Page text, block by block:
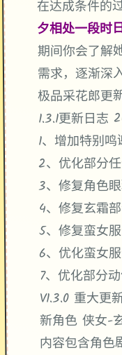
在达成条件的
夕相处一段时日
期间你会了解
需求，逐渐深
极品采花郎更
1.3.1更新日志
1、增加特别鸣
2、优化部分
3、修复角色
4、修复玄霜
5、修复蛮女
6、优化蛮女
7、优化部分
V1.3.0 重大更
新角色 侠女-
内容包含角色